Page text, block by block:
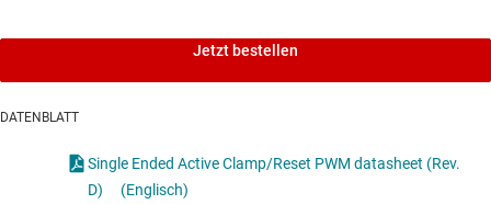
Jetzt bestellen
DATENBLATT
Single Ended Active Clamp/Reset PWM datasheet (Rev.
D)
(Englisch)